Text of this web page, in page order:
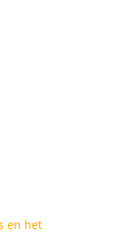
en het